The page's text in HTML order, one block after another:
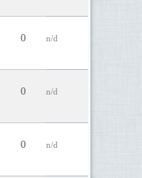
0 n/d
0 n/d
0 n/d